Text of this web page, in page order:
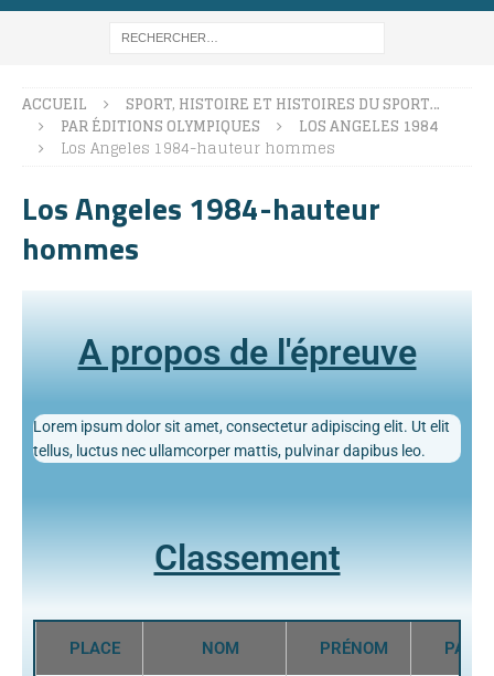
ACCUEIL
SPORT, HISTOIRE ET HISTOIRES DU SPORT…
PAR ÉDITIONS OLYMPIQUES
LOS ANGELES 1984
Los Angeles 1984-hauteur hommes
Los Angeles 1984-hauteur
hommes
A propos de l'épreuve
Lorem ipsum dolor sit amet, consectetur adipiscing elit. Ut elit
tellus, luctus nec ullamcorper mattis, pulvinar dapibus leo.
Classement
PLACE NOM PRÉNOM PAYS